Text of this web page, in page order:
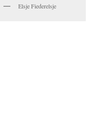
Elsje Fiederelsje